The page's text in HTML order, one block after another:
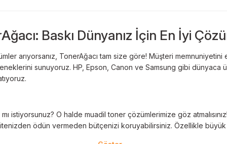
Baskı Dünyanız İçin En İyi
arıyorsanız, TonerAğacı tam size göre! Müşteri
sunuyoruz. HP, Epson, Canon ve Samsung gibi dünyaca
istiyorsunuz? O halde muadil toner çözümlerimize göz
ödün vermeden bütçenizi koruyabilirsiniz. Özellikle